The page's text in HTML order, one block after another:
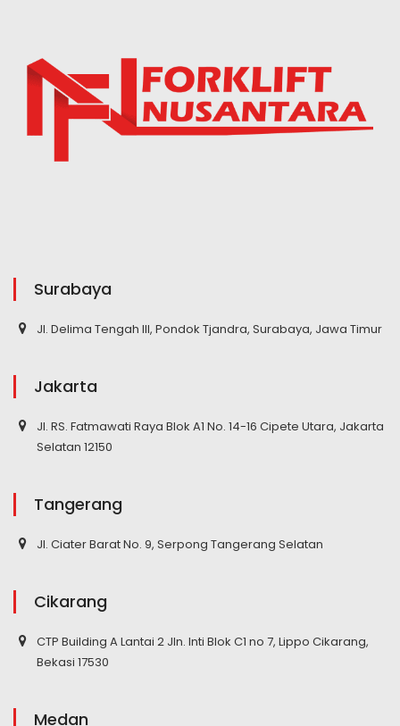
Surabaya
Jl. Delima Tengah III, Pondok Tjandra, Surabaya, Jawa Timur
Jakarta
Jl. RS. Fatmawati Raya Blok A1 No. 14-16 Cipete Utara, Jakarta
Selatan 12150
Tangerang
Jl. Ciater Barat No. 9, Serpong Tangerang Selatan
Cikarang
CTP Building A Lantai 2 Jln. Inti Blok C1 no 7, Lippo Cikarang,
Bekasi 17530
Medan